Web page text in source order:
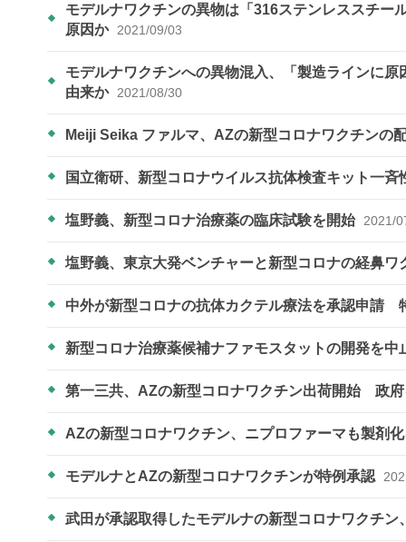
モデルナワクチンの異物は「316ステンレススチ
原因か 2021/09/03
モデルナワクチンへの異物混入、「製造ラインに
由来か 2021/08/30
Meiji Seika ファルマ、AZの新型コロナワクチンの
国立衛研、新型コロナウイルス抗体検査キット一
塩野義、新型コロナ治療薬の臨床試験を開始 2021/
塩野義、東京大発ベンチャーと新型コロナの経鼻
中外が新型コロナの抗体カクテル療法を承認申請
新型コロナ治療薬候補ナファモスタットの開発を
第一三共、AZの新型コロナワクチン出荷開始 政
AZの新型コロナワクチン、ニプロファーマも製剤
モデルナとAZの新型コロナワクチンが特例承認
武田が承認取得したモデルナの新型コロナワクチ